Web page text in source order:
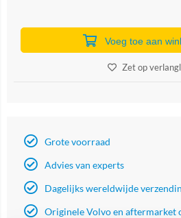
Voeg toe aan
Zet op
Grote voorraad
Advies van experts
Dagelijks wereldwijde
Originele Volvo en aftermarket